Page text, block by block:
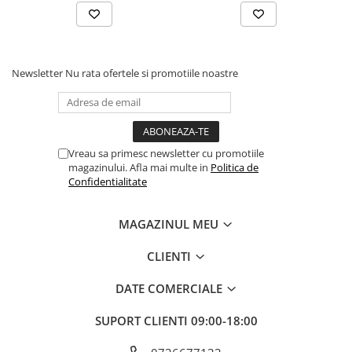
Newsletter Nu rata ofertele si promotiile noastre
Vreau sa primesc newsletter cu promotiile
magazinului. Afla mai multe in Politica de
Confidentialitate
MAGAZINUL MEU
CLIENTI
DATE COMERCIALE
SUPORT CLIENTI 09:00-18:00